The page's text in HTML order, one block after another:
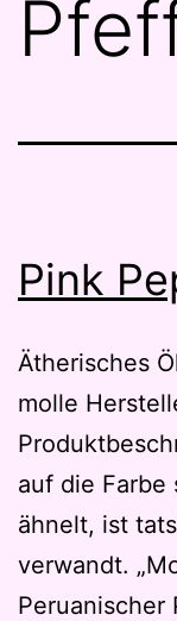
Pink
Ätherisches
molle
auf die Farbe
ähnelt, ist
verwandt.
Peruanischer